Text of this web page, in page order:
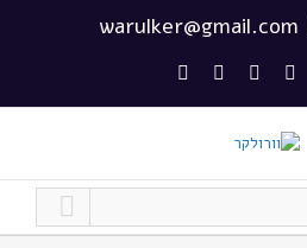
warulker@gmail.com